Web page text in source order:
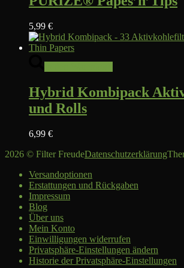
5,99 €
Hybrid Kombipack
und Rolls
6,99 €
2026 © Filter FreudeDatenschutzerklärung
Versandoptionen
Erstattungen und Rückgaben
Impressum
Blog
Über uns
Mein Konto
Einwilligungen widerrufen
Privatsphäre-Einstellungen ändern
Historie der Privatsphäre-Einstellungen